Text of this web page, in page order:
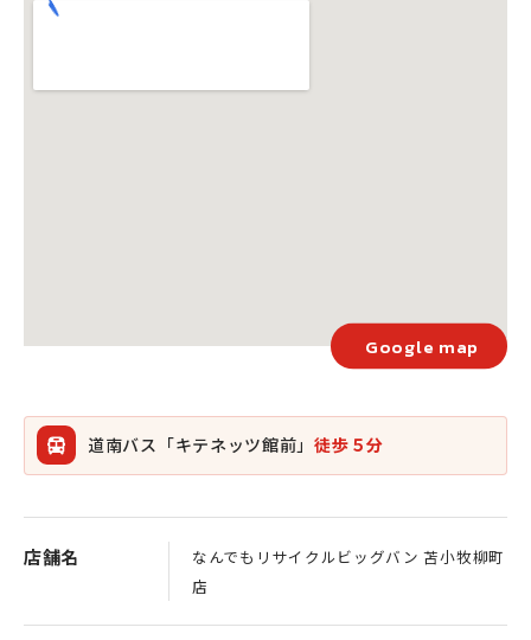
道南バス「キテネッツ館前」徒歩５分
店舗名
なんでもリサイクルビッグバン 苫小牧柳町
店
Google map